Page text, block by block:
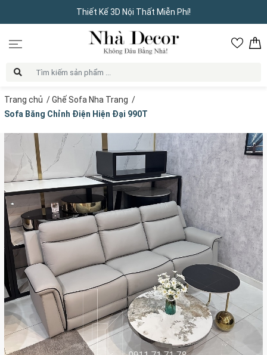
Thiết Kế 3D Nội Thất Miễn Phí!
Trang chủ /Ghế Sofa Nha Trang /
Sofa Băng Chỉnh Điện Hiện Đại 990T